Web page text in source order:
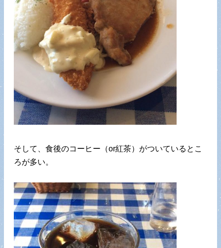
そして、食後のコーヒー（or紅茶）がついているとこ
ろが多い。